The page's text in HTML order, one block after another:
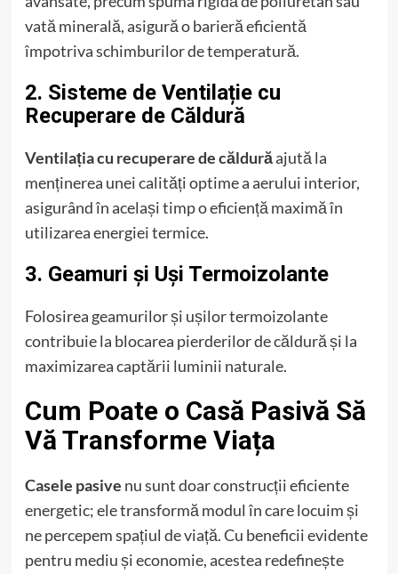
vată minerală, asigură o barieră eficientă
împotriva schimburilor de temperatură.
2. Sisteme de Ventilație cu
Recuperare de Căldură
Ventilația cu recuperare de căldurăajută la
menținerea unei calități optime a aerului interior,
asigurând în același timp o eficiență maximă în
utilizarea energiei termice.
3. Geamuri și Uși Termoizolante
Folosirea geamurilor și ușilor termoizolante
contribuie la blocarea pierderilor de căldură și la
maximizarea captării luminii naturale.
Cum Poate o Casă Pasivă Să
Vă Transforme Viața
Casele pasive nu sunt doar construcții eficiente
energetic; ele transformă modul în care locuim și
ne percepem spațiul de viață. Cu beneficii evidente
pentru mediu și economie, acestea redefinește